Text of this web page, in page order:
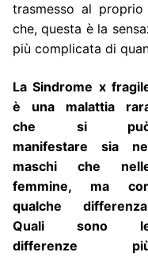
trasmesso al
che, questa è la
più complicata di
La Sindrome x
è una malattia
che si
manifestare sia
maschi che
femmine, ma
qualche
Quali sono
differenze